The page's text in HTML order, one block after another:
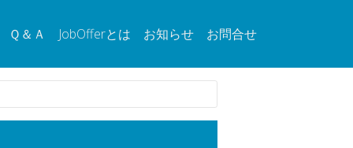
Ｑ＆Ａ JobOfferとは お知らせ お問合せ